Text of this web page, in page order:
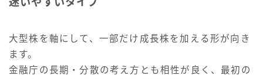
大型株を軸にして、一部だけ成長株を加える形が向き
ます。
金融庁の長期・分散の考え方とも相性が良く、最初の